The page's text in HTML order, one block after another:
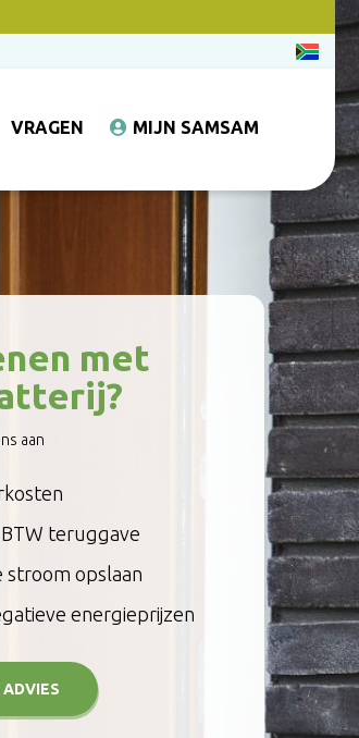
VRAGEN MIJN SAMSAM
met
aan
teruggave
stroom opslaan
energieprijzen
ADVIES